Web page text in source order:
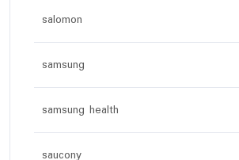
salomon
samsung
samsung health
saucony